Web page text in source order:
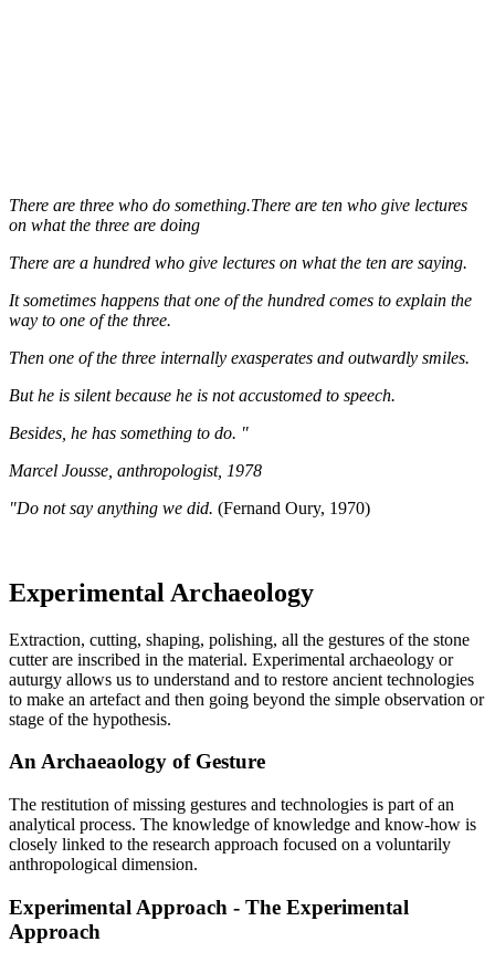
There are three who do something.There are ten who give lectures
on what the three are doing
There are a hundred who give lectures on what the ten are saying.
It sometimes happens that one of the hundred comes to explain the
way to one of the three.
Then one of the three internally exasperates and outwardly smiles.
But he is silent because he is not accustomed to speech.
Besides, he has something to do. "
Marcel Jousse, anthropologist, 1978
"Do not say anything we did. (Fernand Oury, 1970)
Experimental Archaeology
Extraction, cutting, shaping, polishing, all the gestures of the stone
cutter are inscribed in the material. Experimental archaeology or
auturgy allows us to understand and to restore ancient technologies
to make an artefact and then going beyond the simple observation or
stage of the hypothesis.
An Archaeaology of Gesture
The restitution of missing gestures and technologies is part of an
analytical process. The knowledge of knowledge and know-how is
closely linked to the research approach focused on a voluntarily
anthropological dimension.
Experimental Approach - The Experimental
Approach